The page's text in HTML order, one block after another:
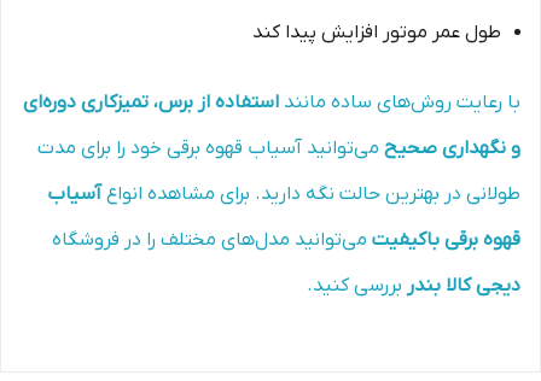
طول عمر موتور افزایش پیدا کند
با رعایت روش‌های ساده مانند استفاده از برس، تمیزکاری دوره‌ای
و نگهداری صحیح می‌توانید آسیاب قهوه برقی خود را برای مدت
طولانی در بهترین حالت نگه دارید. برای مشاهده انواعآسیاب
قهوه برقی باکیفیت می‌توانید مدل‌های مختلف را در فروشگاه
دیجی کالا بندر بررسی کنید.